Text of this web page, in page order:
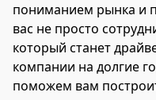
пониманием рынка и
вас не просто
который станет
компании на долгие
поможем вам